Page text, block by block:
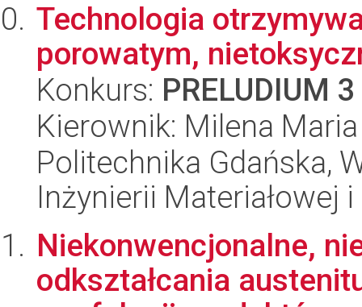
Technologia
porowatym,
Konkurs: PRELUDIUM 3
Kierownik: Milena
Politechnika Gdańska,
Inżynierii Materiałowej
Niekonwencjonalne,
odkształcania